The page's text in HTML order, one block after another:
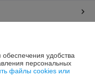
удобства
персональных
файлы cookies или